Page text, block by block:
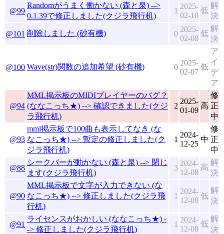
@99
Randomがうまく働かない (森と泉) -->
0.1.39で修正しました(クジラ飛行机)
1
2025-
02-10
低
解
決
@101 削除しました (砂有機) 0
2025-
02-08
低
解
決
@100 Wave(str)関数の追加希望 (砂有機) 0
2025-
02-07
低
ア
イ
デ
ア
@94
MML掲示板のMIDIプレイヤーのバグ？
(ななこっち★) --> 確認できました(クジ
ラ飛行机)
2
2025-
01-09
高
修
正
中
@93
mml掲示板で100曲も表示してなき (な
なこっち★) --> 暫定の修正しました(ク
ジラ飛行机)
1
2024-
12-25
中
修
正
中
@88
シークバーが動かない (森と泉) --> 閉じ
ます(クジラ飛行机)
3
2024-
12-08
高
解
決
@90
MML掲示板で文字が入力できない (な
なこっち★) --> 修正しました(クジラ飛
行机)
1
2024-
12-08
低
解
決
@91
ライセンスがおかしい (ななこっち★) -
-> 修正しました(クジラ飛行机)
1
2024-
12-08
低
解
決